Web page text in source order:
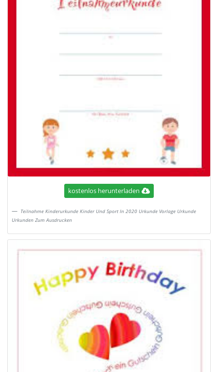
kostenlos herunterladen
Teilnahme Kinderurkunde Kinder Und Sport In 2020 Urkunde Vorlage Urkunde
Urkunden Zum Ausdrucken